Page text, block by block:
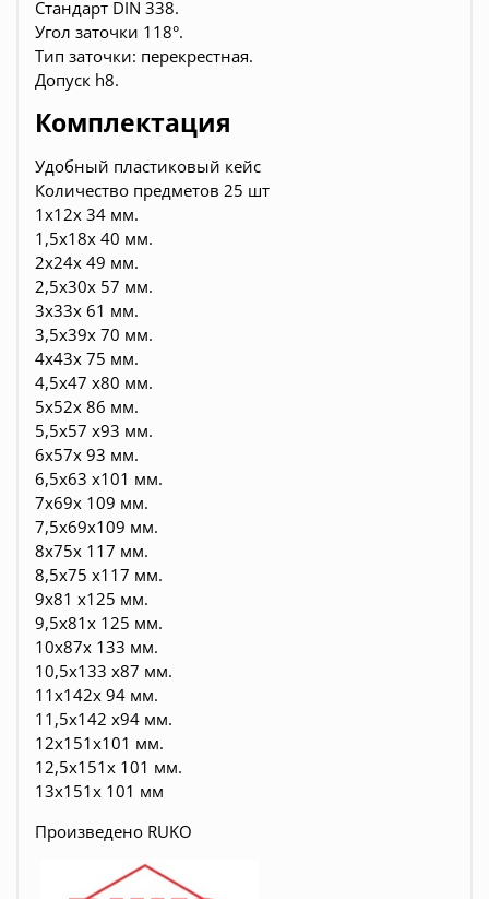
Стандарт DIN 338.
Угол заточки 118°.
Тип заточки: перекрестная.
Допуск h8.
Комплектация
Удобный пластиковый кейс
Количество предметов 25 шт
1x12x 34 мм.
1,5x18x 40 мм.
2x24x 49 мм.
2,5x30x 57 мм.
3x33x 61 мм.
3,5x39x 70 мм.
4x43x 75 мм.
4,5x47 x80 мм.
5x52x 86 мм.
5,5x57 x93 мм.
6x57x 93 мм.
6,5x63 x101 мм.
7x69x 109 мм.
7,5x69x109 мм.
8x75x 117 мм.
8,5x75 x117 мм.
9x81 x125 мм.
9,5x81x 125 мм.
10x87x 133 мм.
10,5x133 x87 мм.
11x142x 94 мм.
11,5x142 x94 мм.
12x151x101 мм.
12,5x151x 101 мм.
13х151x 101 мм
Произведено RUKO